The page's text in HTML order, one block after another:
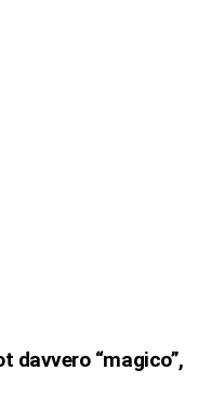
davvero “magico”,